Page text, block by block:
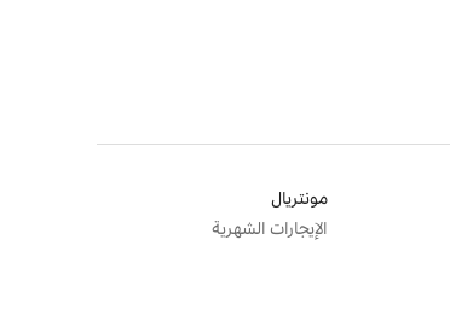
مونتريال
الإيجارات الشهرية